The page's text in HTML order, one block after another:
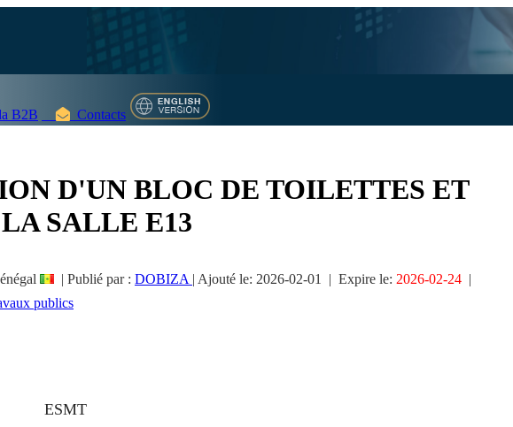
B2B Contacts
D'UN BLOC DE TOILETTES ET
SALLE E13
| Publié par : DOBIZA | Ajouté le: 2026-02-01 | Expire le: 2026-02-24 |
publics
ESMT